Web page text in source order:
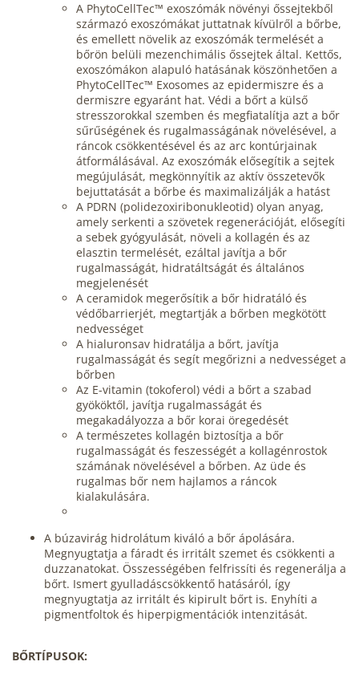
A PhytoCellTec™ exoszómák növényi őssejtekből
származó exoszómákat juttatnak kívülről a bőrbe,
és emellett növelik az exoszómák termelését a
bőrön belüli mezenchimális őssejtek által. Kettős,
exoszómákon alapuló hatásának köszönhetően a
PhytoCellTec™ Exosomes az epidermiszre és a
dermiszre egyaránt hat. Védi a bőrt a külső
stresszorokkal szemben és megfiatalítja azt a bőr
sűrűségének és rugalmasságának növelésével, a
ráncok csökkentésével és az arc kontúrjainak
átformálásával. Az exoszómák elősegítik a sejtek
megújulását, megkönnyítik az aktív összetevők
bejuttatását a bőrbe és maximalizálják a hatást
A PDRN (polidezoxiribonukleotid) olyan anyag,
amely serkenti a szövetek regenerációját, elősegíti
a sebek gyógyulását, növeli a kollagén és az
elasztin termelését, ezáltal javítja a bőr
rugalmasságát, hidratáltságát és általános
megjelenését
A ceramidok megerősítik a bőr hidratáló és
védőbarrierjét, megtartják a bőrben megkötött
nedvességet
A hialuronsav hidratálja a bőrt, javítja
rugalmasságát és segít megőrizni a nedvességet a
bőrben
Az E-vitamin (tokoferol) védi a bőrt a szabad
gyököktől, javítja rugalmasságát és
megakadályozza a bőr korai öregedését
A természetes kollagén biztosítja a bőr
rugalmasságát és feszességét a kollagénrostok
számának növelésével a bőrben. Az üde és
rugalmas bőr nem hajlamos a ráncok
kialakulására.
A búzavirág hidrolátum kiváló a bőr ápolására.
Megnyugtatja a fáradt és irritált szemet és csökkenti a
duzzanatokat. Összességében felfrissíti és regenerálja a
bőrt. Ismert gyulladáscsökkentő hatásáról, így
megnyugtatja az irritált és kipirult bőrt is. Enyhíti a
pigmentfoltok és hiperpigmentációk intenzitását.
BŐRTÍPUSOK: